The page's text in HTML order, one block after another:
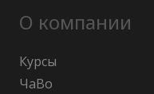
О компании
Курсы
ЧаВо